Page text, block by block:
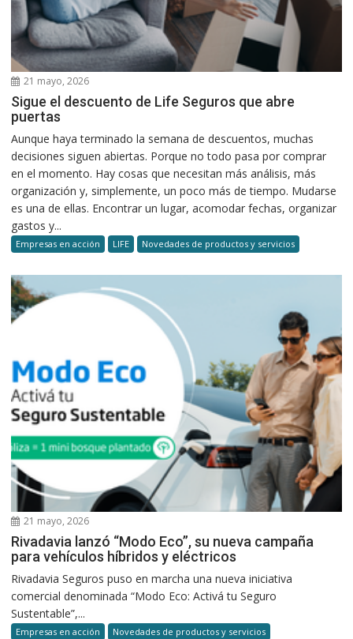
21 mayo, 2026
Sigue el descuento de Life Seguros que abre
puertas
Aunque haya terminado la semana de descuentos, muchas
decisiones siguen abiertas. Porque no todo pasa por comprar
en el momento. Hay cosas que necesitan más análisis, más
organización y, simplemente, un poco más de tiempo. Mudarse
es una de ellas. Encontrar un lugar, acomodar fechas, organizar
gastos y...
Empresas en acción LIFE Novedades de productos y servicios
21 mayo, 2026
Rivadavia lanzó “Modo Eco”, su nueva campaña
para vehículos híbridos y eléctricos
Rivadavia Seguros puso en marcha una nueva iniciativa
comercial denominada “Modo Eco: Activá tu Seguro
Sustentable”,...
Empresas en acción
Novedades de productos y servicios